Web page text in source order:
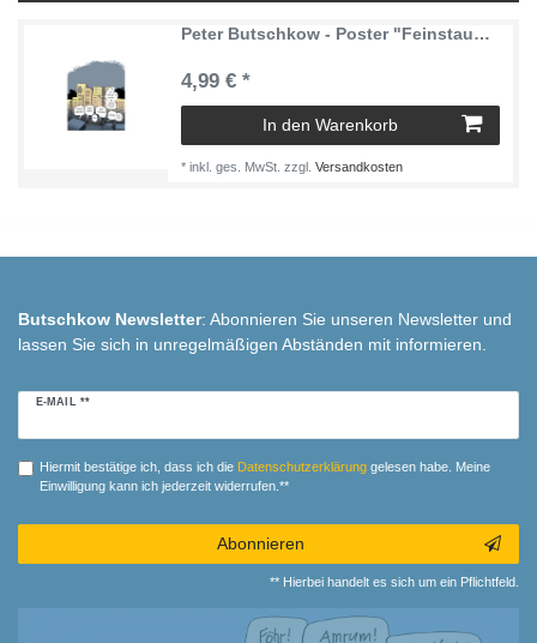
Peter Butschkow - Poster "Feinstaub City" 420x594 mm oder ... and Love is all around me...
4,99 € *
In den Warenkorb
*inkl. ges. MwSt. zzgl.Versandkosten
Butschkow Newsletter: Abonnieren Sie unseren Newsletter und
lassen Sie sich in unregelmäßigen Abständen mit informieren.
E-MAIL **
Newsletter
Hiermit bestätige ich, dass ich die Daten­schutz­erklärunggelesen habe. Meine
Einwilligung kann ich jederzeit widerrufen.**
Abonnieren
** Hierbei handelt es sich um ein Pflichtfeld.